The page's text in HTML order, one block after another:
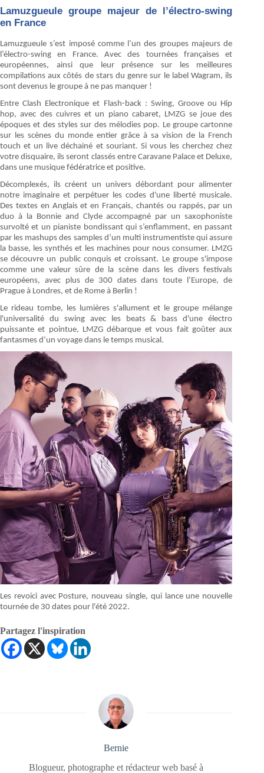
Lamuzgueule groupe majeur de l’électro-swing
en France
Lamuzgueule s’est imposé comme l’un des groupes majeurs de
l’électro-swing en France. Avec des tournées françaises et
européennes, ainsi que leur présence sur les meilleures
compilations aux côtés de stars du genre sur le label Wagram, ils
sont devenus le groupe à ne pas manquer !
Entre Clash Electronique et Flash-back : Swing, Groove ou Hip
hop, avec des cuivres et un piano cabaret, LMZG se joue des
époques et des styles sur des mélodies pop. Le groupe cartonne
sur les scènes du monde entier grâce à sa vision de la French
touch et un live déchainé et souriant. Si vous les cherchez chez
votre disquaire, ils seront classés entre Caravane Palace et Deluxe,
dans une musique fédératrice et positive.
Décomplexés, ils créent un univers débordant pour alimenter
notre imaginaire et perpétuer les codes d'une liberté musicale.
Des textes en Anglais et en Français, chantés ou rappés, par un
duo à la Bonnie and Clyde accompagné par un saxophoniste
survolté et un pianiste bondissant qui s’enflamment, en passant
par les mashups des samples d’un multi instrumentiste qui assure
la basse, les synthés et les machines pour nous consumer. LMZG
se découvre un public conquis et croissant. Le groupe s'impose
comme une valeur sûre de la scène dans les divers festivals
européens, avec plus de 300 dates dans toute l’Europe, de
Prague à Londres, et de Rome à Berlin !
Le rideau tombe, les lumières s'allument et le groupe mélange
l'universalité du swing avec les beats & bass d'une électro
puissante et pointue, LMZG débarque et vous fait goûter aux
fantasmes d’un voyage dans le temps musical.
Les revoici avec Posture, nouveau single, qui lance une nouvelle
tournée de 30 dates pour l'été 2022.
Partagez l'inspiration
Bernie
Blogueur, photographe et rédacteur web basé à